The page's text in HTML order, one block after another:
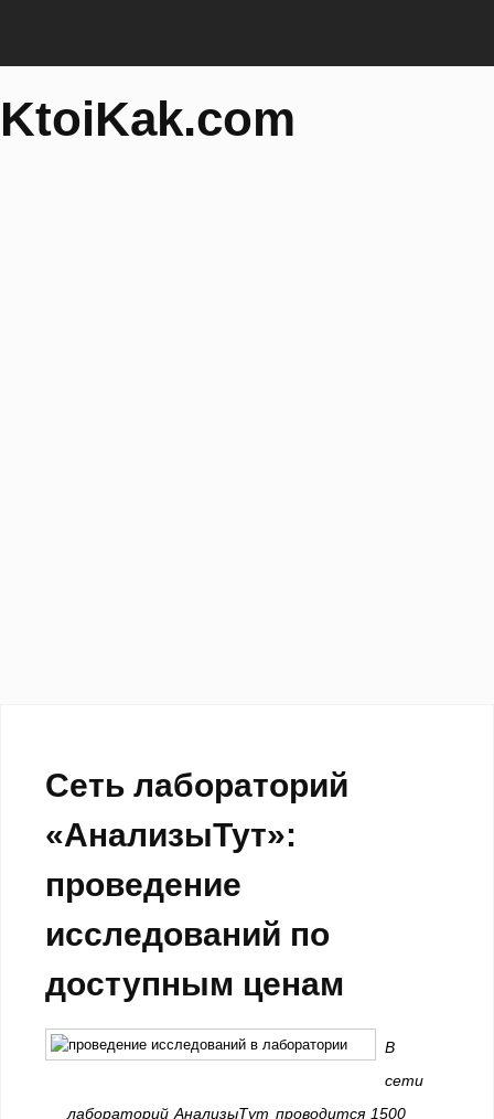
KtoiKak.com
Сеть лабораторий
«АнализыТут»:
проведение
исследований по
доступным ценам
В
сети
лабораторий АнализыТут проводится 1500